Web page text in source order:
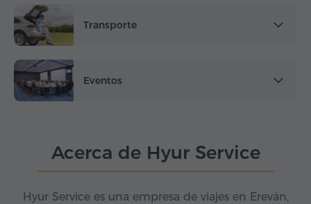
Transporte
Eventos
Acerca de Hyur Service
Hyur Service es una empresa de viajes en Ereván,